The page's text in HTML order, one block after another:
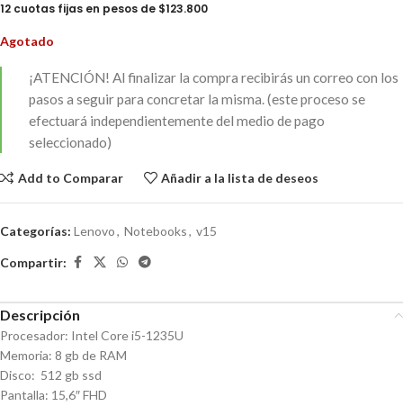
12 cuotas fijas en pesos de $123.800
Agotado
¡ATENCIÓN! Al finalizar la compra recibirás un correo con los
pasos a seguir para concretar la misma. (este proceso se
efectuará independientemente del medio de pago
seleccionado)
Add to Comparar Añadir a la lista de deseos
Categorías: Lenovo, Notebooks, v15
Compartir:
Descripción
Procesador: Intel Core i5-1235U
Memoria: 8 gb de RAM
Disco: 512 gb ssd
Pantalla: 15,6″ FHD